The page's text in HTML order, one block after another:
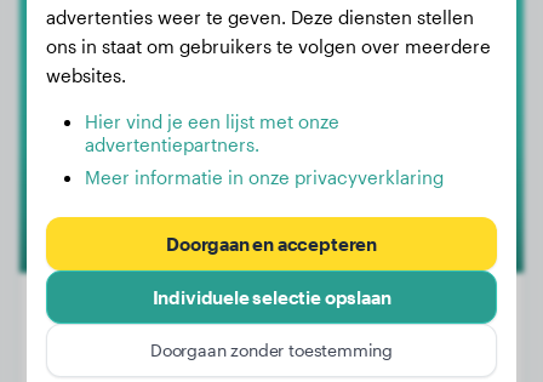
Duitse Dog
Gewicht:
58 kg
advertenties weer te geven. Deze diensten stellen
ons in staat om gebruikers te volgen over meerdere
websites.
Hier vind je een lijst met onze
advertentiepartners.
Meer informatie in onze privacyverklaring
Doorgaan en accepteren
Individuele selectie opslaan
Doorgaan zonder toestemming